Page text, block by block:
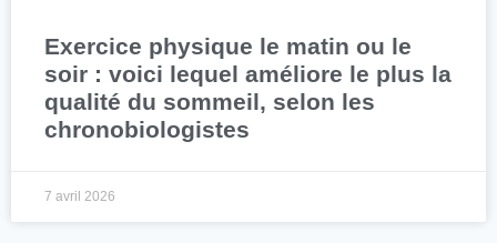
Exercice physique le matin ou le
soir : voici lequel améliore le plus la
qualité du sommeil, selon les
chronobiologistes
7 avril 2026